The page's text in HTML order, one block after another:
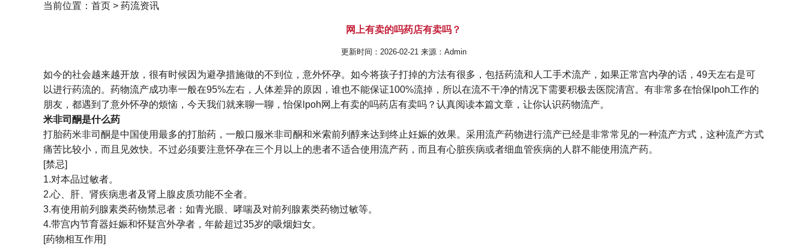
当前位置： 首页 > 药流资讯
网上有卖的吗药店有卖吗？
更新时间：2026-02-21 来源：Admin
如今的社会越来越开放，很有时候因为避孕措施做的不到位，意外怀孕。如今将孩子打掉的方法有很多，包括药流和人工手术流产，如果正常宫内孕的话，49天左右是可
以进行药流的。药物流产成功率一般在95%左右，人体差异的原因，谁也不能保证100%流掉，所以在流不干净的情况下需要积极去医院清宫。有非常多在怡保lpoh工作的
朋友，都遇到了意外怀孕的烦恼，今天我们就来聊一聊，怡保lpoh网上有卖的吗药店有卖吗？认真阅读本篇文章，让你认识药物流产。
米非司酮是什么药
打胎药米非司酮是中国使用最多的打胎药，一般口服米非司酮和米索前列醇来达到终止妊娠的效果。采用流产药物进行流产已经是非常常见的一种流产方式，这种流产方式
痛苦比较小，而且见效快。不过必须要注意怀孕在三个月以上的患者不适合使用流产药，而且有心脏疾病或者细血管疾病的人群不能使用流产药。
[禁忌]
1.对本品过敏者。
2.心、肝、肾疾病患者及肾上腺皮质功能不全者。
3.有使用前列腺素类药物禁忌者：如青光眼、哮喘及对前列腺素类药物过敏等。
4.带宫内节育器妊娠和怀疑宫外孕者，年龄超过35岁的吸烟妇女。
[药物相互作用]